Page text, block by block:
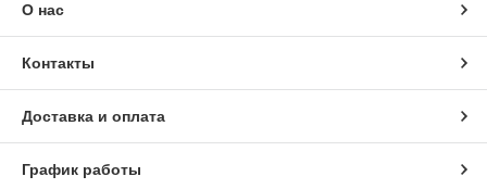
О нас
Контакты
Доставка и оплата
График работы